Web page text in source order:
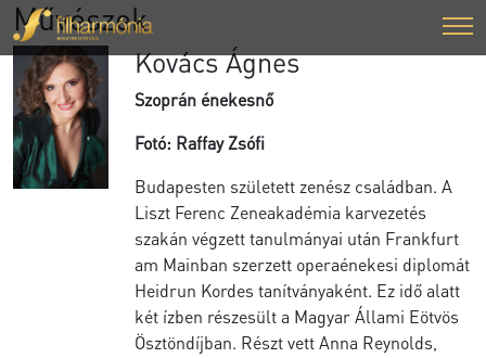
Művészek
Kovács Ágnes
Szoprán énekesnő
Fotó: Raffay Zsófi
Budapesten született zenész családban. A
Liszt Ferenc Zeneakadémia karvezetés
szakán végzett tanulmányai után Frankfurt
am Mainban szerzett operaénekesi diplomát
Heidrun Kordes tanítványaként. Ez idő alatt
két ízben részesült a Magyar Állami Eötvös
Ösztöndíjban. Részt vett Anna Reynolds,